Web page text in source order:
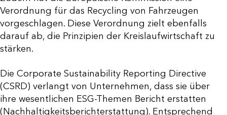
Verordnung für das Recycling von Fahrzeugen
vorgeschlagen. Diese Verordnung zielt ebenfalls
darauf ab, die Prinzipien der Kreislaufwirtschaft zu
stärken.
Die Corporate Sustainability Reporting Directive
(CSRD) verlangt von Unternehmen, dass sie über
ihre wesentlichen ESG-Themen Bericht erstatten
(Nachhaltigkeitsberichterstattung). Entsprechend